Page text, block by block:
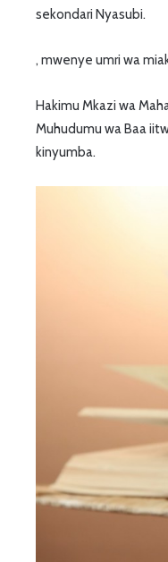
sekondari Nyasubi.
, mwenye umri wa
Hakimu Mkazi wa
Muhudumu wa Baa
kinyumba.